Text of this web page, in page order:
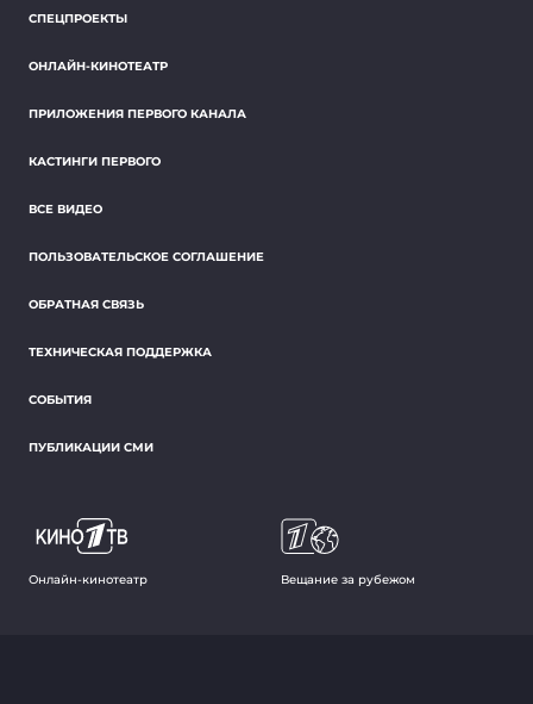
СПЕЦПРОЕКТЫ
ОНЛАЙН-КИНОТЕАТР
ПРИЛОЖЕНИЯ ПЕРВОГО КАНАЛА
КАСТИНГИ ПЕРВОГО
ВСЕ ВИДЕО
ПОЛЬЗОВАТЕЛЬСКОЕ СОГЛАШЕНИЕ
ОБРАТНАЯ СВЯЗЬ
ТЕХНИЧЕСКАЯ ПОДДЕРЖКА
СОБЫТИЯ
ПУБЛИКАЦИИ СМИ
Онлайн-кинотеатр Вещание за рубежом